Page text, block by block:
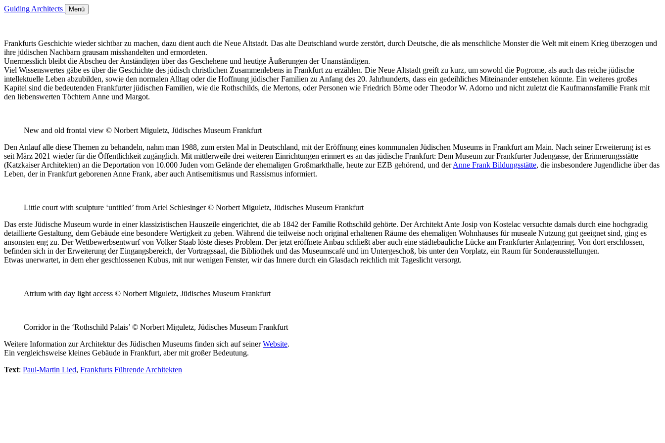
Guiding Architects Menü
Frankfurts Geschichte wieder sichtbar zu machen, dazu dient auch die Neue Altstadt. Das alte Deutschland wurde zerstört, durch Deutsche, die als menschliche Monster die Welt mit einem Krieg überzogen und
ihre jüdischen Nachbarn grausam misshandelten und ermordeten.
Unermesslich bleibt die Abscheu der Anständigen über das Geschehene und heutige Äußerungen der Unanständigen.
Viel Wissenswertes gäbe es über die Geschichte des jüdisch christlichen Zusammenlebens in Frankfurt zu erzählen. Die Neue Altstadt greift zu kurz, um sowohl die Pogrome, als auch das reiche jüdische
intellektuelle Leben abzubilden, sowie den normalen Alltag oder die Hoffnung jüdischer Familien zu Anfang des 20. Jahrhunderts, dass ein gedeihliches Miteinander entstehen könnte. Ein weiteres großes
Kapitel sind die bedeutenden Frankfurter jüdischen Familien, wie die Rothschilds, die Mertons, oder Personen wie Friedrich Börne oder Theodor W. Adorno und nicht zuletzt die Kaufmannsfamilie Frank mit
den liebenswerten Töchtern Anne und Margot.
New and old frontal view © Norbert Miguletz, Jüdisches Museum Frankfurt
Den Anlauf alle diese Themen zu behandeln, nahm man 1988, zum ersten Mal in Deutschland, mit der Eröffnung eines kommunalen Jüdischen Museums in Frankfurt am Main. Nach seiner Erweiterung ist es
seit März 2021 wieder für die Öffentlichkeit zugänglich. Mit mittlerweile drei weiteren Einrichtungen erinnert es an das jüdische Frankfurt: Dem Museum zur Frankfurter Judengasse, der Erinnerungsstätte
(Katzkaiser Architekten) an die Deportation von 10.000 Juden vom Gelände der ehemaligen Großmarkthalle, heute zur EZB gehörend, und derAnne Frank Bildungsstätte, die insbesondere Jugendliche über das
Leben, der in Frankfurt geborenen Anne Frank, aber auch Antisemitismus und Rassismus informiert.
Little court with sculpture ‘untitled’ from Ariel Schlesinger © Norbert Miguletz, Jüdisches Museum Frankfurt
Das erste Jüdische Museum wurde in einer klassizistischen Hauszeile eingerichtet, die ab 1842 der Familie Rothschild gehörte. Der Architekt Ante Josip von Kostelac versuchte damals durch eine hochgradig
detaillierte Gestaltung, dem Gebäude eine besondere Wertigkeit zu geben. Während die teilweise noch original erhaltenen Räume des ehemaligen Wohnhauses für museale Nutzung gut geeignet sind, ging es
ansonsten eng zu. Der Wettbewerbsentwurf von Volker Staab löste dieses Problem. Der jetzt eröffnete Anbau schließt aber auch eine städtebauliche Lücke am Frankfurter Anlagenring. Von dort erschlossen,
befinden sich in der Erweiterung der Eingangsbereich, der Vortragssaal, die Bibliothek und das Museumscafé und im Untergeschoß, bis unter den Vorplatz, ein Raum für Sonderausstellungen.
Etwas unerwartet, in dem eher geschlossenen Kubus, mit nur wenigen Fenster, wir das Innere durch ein Glasdach reichlich mit Tageslicht versorgt.
Atrium with day light access © Norbert Miguletz, Jüdisches Museum Frankfurt
Corridor in the ‘Rothschild Palais’ © Norbert Miguletz, Jüdisches Museum Frankfurt
Weitere Information zur Architektur des Jüdischen Museums finden sich auf seinerWebsite.
Ein vergleichsweise kleines Gebäude in Frankfurt, aber mit großer Bedeutung.
Text: Paul-Martin Lied, Frankfurts Führende Architekten